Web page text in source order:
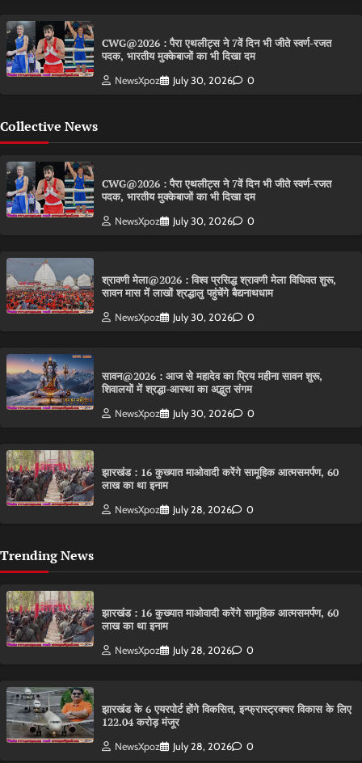
CWG@2026 : पैरा एथलीट्स ने 7वें दिन भी जीते स्वर्ण-रजत
पदक, भारतीय मुक्केबाजों का भी दिखा दम
NewsXpoz July 30, 2026 0
Collective News
CWG@2026 : पैरा एथलीट्स ने 7वें दिन भी जीते स्वर्ण-रजत
पदक, भारतीय मुक्केबाजों का भी दिखा दम
NewsXpoz July 30, 2026 0
श्रावणी मेला@2026 : विश्व प्रसिद्ध श्रावणी मेला विधिवत शुरू,
सावन मास में लाखों श्रद्धालु पहुंचेंगे बैद्यनाथधाम
NewsXpoz July 30, 2026 0
सावन@2026 : आज से महादेव का प्रिय महीना सावन शुरू,
शिवालयों में श्रद्धा-आस्था का अद्भुत संगम
NewsXpoz July 30, 2026 0
झारखंड : 16 कुख्यात माओवादी करेंगे सामूहिक आत्मसमर्पण, 60
लाख का था इनाम
NewsXpoz July 28, 2026 0
Trending News
झारखंड : 16 कुख्यात माओवादी करेंगे सामूहिक आत्मसमर्पण, 60
लाख का था इनाम
NewsXpoz July 28, 2026 0
झारखंड के 6 एयरपोर्ट होंगे विकसित, इन्फ्रास्ट्रक्चर विकास के लिए
122.04 करोड़ मंजूर
NewsXpoz July 28, 2026 0